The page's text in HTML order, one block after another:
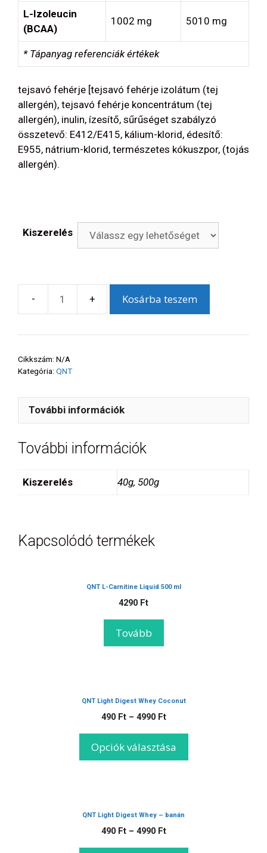
L-Izoleucin
(BCAA)
1002 mg 5010 mg
* Tápanyag referenciák értékek
tejsavó fehérje [tejsavó fehérje izolátum (tej
allergén), tejsavó fehérje koncentrátum (tej
allergén), inulin, ízesítő, sűrűséget szabályzó
összetevő: E412/E415, kálium-klorid, édesítő:
E955, nátrium-klorid, természetes kókuszpor, (tojás
allergén).
Kiszerelés
QNT
Digest
Kosárba teszem
Cikkszám: N/A
Kategória: QNT
További információk
További információk
Kiszerelés 40g, 500g
Kapcsolódó termékek
QNT L-Carnitine Liquid 500 ml
4290 Ft
Tovább
QNT Light Digest Whey Coconut
490 Ft– 4990 Ft
Opciók választása
QNT Light Digest Whey – banán
490 Ft– 4990 Ft